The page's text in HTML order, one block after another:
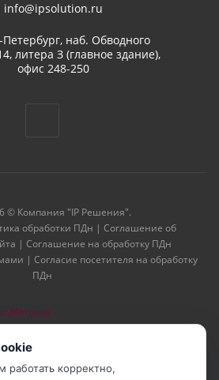
info@ipsolution.ru
Петербург, наб. Обводного
литера З (главное здание),
офис 248-250
© Компания "IP Решения".
обработки ПДн | Соглашение об
| Соглашение на обработку ПДн
| Согласие посетителя на обработку
ПДн
работать корректно,